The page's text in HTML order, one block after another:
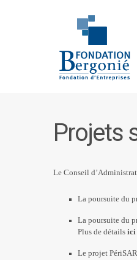
Projets
Le Conseil
La poursuite du
La poursuite du
Plus de détails ici
Le projet